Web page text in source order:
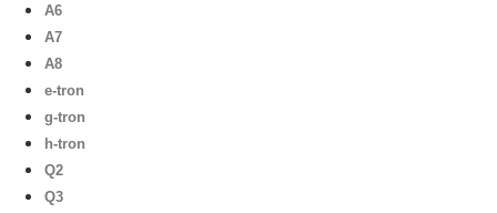
A6
A7
A8
e-tron
g-tron
h-tron
Q2
Q3